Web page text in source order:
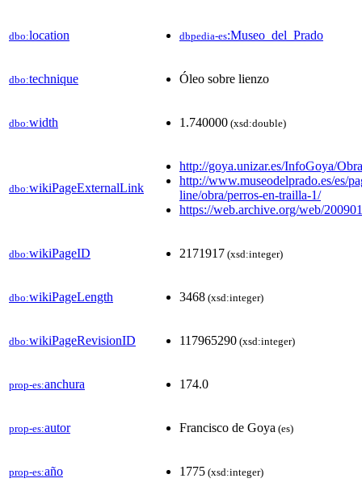
dbo:location dbpedia-es:Museo_del_Prado
dbo:technique Óleo sobre lienzo
dbo:width 1.740000 (xsd:double)
dbo:wikiPageExternalLink
http://goya.unizar.es/InfoGoya/
http://www.museodelprado.es/es/
line/obra/perros-en-trailla-1/
https://web.archive.org/web/
dbo:wikiPageID 2171917 (xsd:integer)
dbo:wikiPageLength 3468 (xsd:integer)
dbo:wikiPageRevisionID 117965290 (xsd:integer)
prop-es:anchura 174.0
prop-es:autor Francisco de Goya (es)
prop-es:año 1775 (xsd:integer)